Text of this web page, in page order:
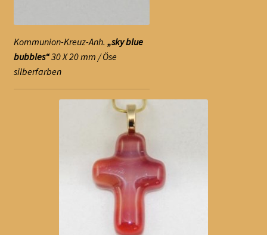
Kommunion-Kreuz-Anh. „sky blue
bubbles“30 X 20 mm / Öse
silberfarben